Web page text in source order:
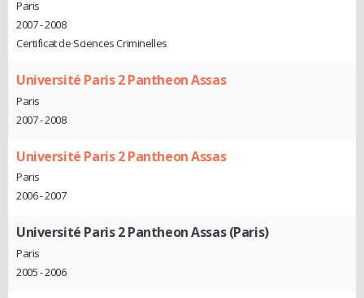
Paris
2007 - 2008
Certificat de Sciences Criminelles
Université Paris 2 Pantheon Assas
Paris
2007 - 2008
Université Paris 2 Pantheon Assas
Paris
2006 - 2007
Université Paris 2 Pantheon Assas (Paris)
Paris
2005 - 2006